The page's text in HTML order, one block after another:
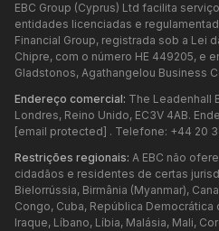
EBC Group (Cyprus) Ltd facilita
entidades licenciadas e
Financial Group, registrada sob a Lei
Chipre, com o número HE 449205, e
Gladstonos, Agathangelou Business
Endereço comercial: The Leadenhall
Londres, Reino Unido, EC3V 4AB.
[email protected] . Telefone: +44 20
Restrições regionais: A EBC não
cidadãos e residentes de certas
Bielorrússia, Birmânia (Myanmar),
Congo, Cuba, República Democrática
Iraque, Líbano, Líbia, Malásia, Mali,